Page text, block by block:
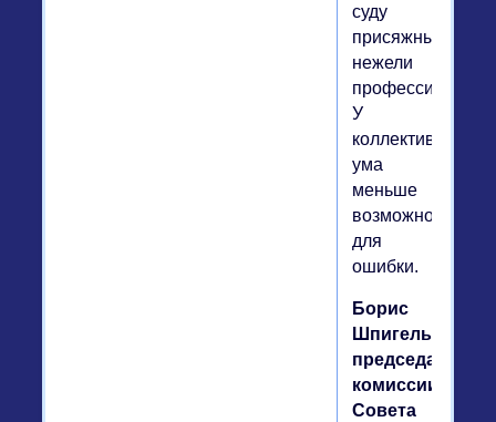
суду
присяжных,
нежели
У
коллективного
ума
меньше
возможностей
для
ошибки.
Борис
Шпигель,
председатель
комиссии
Совета